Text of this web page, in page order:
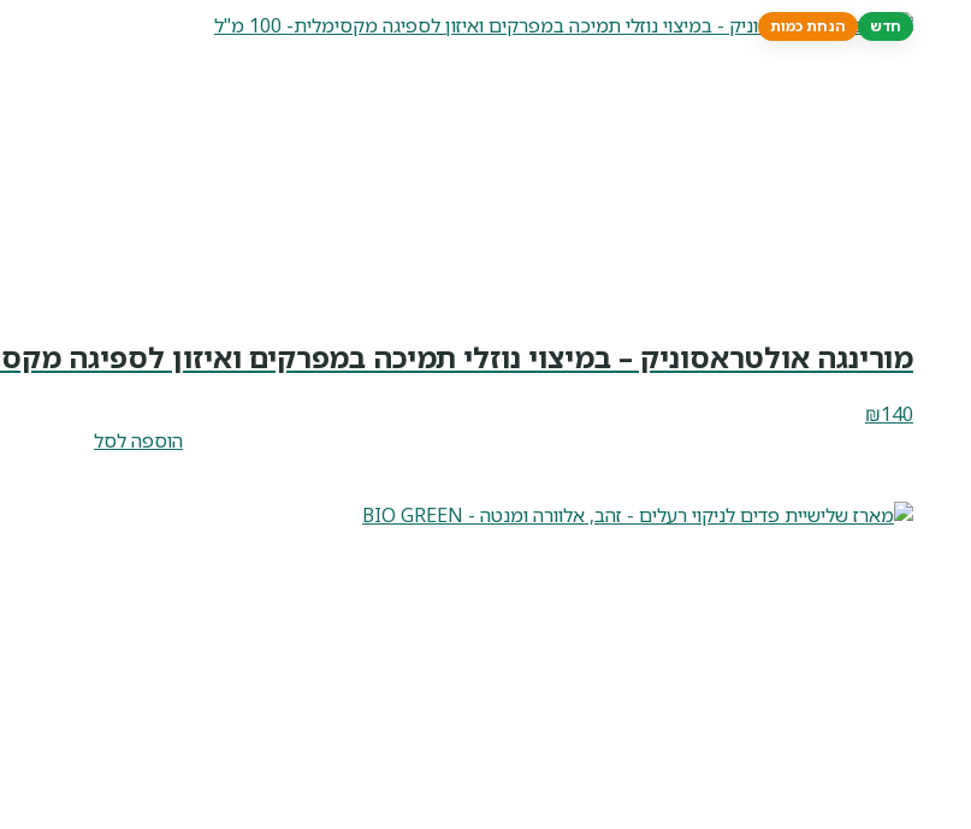
חדש הנחת כמות
מורינגה אולטראסוניק – במיצוי נוזלי תמיכה במפרקים ואיזון לספיגה
₪140
הוספה לסל